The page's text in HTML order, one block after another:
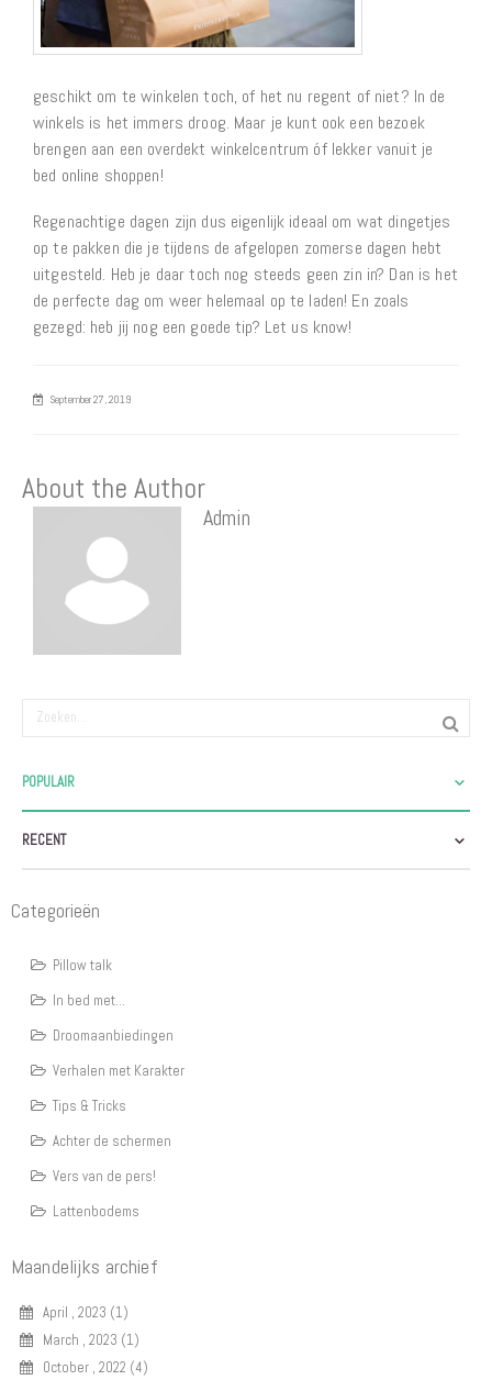
geschikt om te winkelen toch, of het nu regent of niet? In de
winkels is het immers droog. Maar je kunt ook een bezoek
brengen aan een overdekt winkelcentrum óf lekker vanuit je
bed online shoppen!
Regenachtige dagen zijn dus eigenlijk ideaal om wat dingetjes
op te pakken die je tijdens de afgelopen zomerse dagen hebt
uitgesteld. Heb je daar toch nog steeds geen zin in? Dan is het
de perfecte dag om weer helemaal op te laden! En zoals
gezegd: heb jij nog een goede tip? Let us know!
September 27, 2019
About the Author
Admin
POPULAIR
RECENT
Categorieën
Pillow talk
In bed met...
Droomaanbiedingen
Verhalen met Karakter
Tips & Tricks
Achter de schermen
Vers van de pers!
Lattenbodems
Maandelijks archief
April , 2023 (1)
March , 2023 (1)
October , 2022 (4)